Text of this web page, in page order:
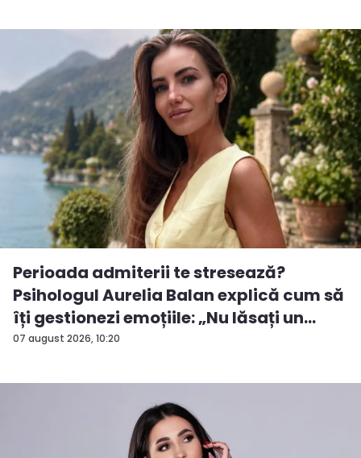
07 august 2026, 10:20
Perioada admiterii te stresează?
Psihologul Aurelia Balan explică cum să
îți gestionezi emoțiile: „Nu lăsați un
rezu...